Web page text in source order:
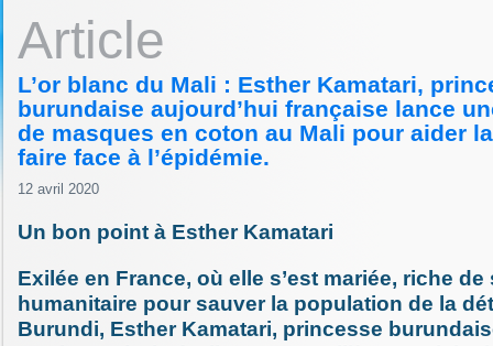
Article
L’or blanc du Mali : Esther Kamatari,
burundaise aujourd’hui française lance
de masques en coton au Mali pour aider
faire face à l’épidémie.
12 avril 2020
Un bon point à Esther Kamatari
Exilée en France, où elle s’est mariée, riche
humanitaire pour sauver la population de la
Burundi, Esther Kamatari, princesse